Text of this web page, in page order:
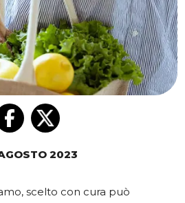
2023
scelto con cura può